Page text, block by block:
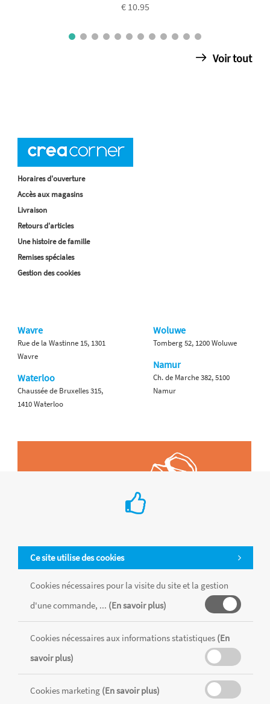
€ 10.95
Voir tout
Ce site utilise des cookies
Cookies nécessaires pour la visite du site et la gestion
d'une commande, ... (En savoir plus)
Cookies nécessaires aux informations statistiques (En
savoir plus)
Cookies marketing (En savoir plus)
Horaires d'ouverture
Accès aux magasins
Livraison
Retours d'articles
Une histoire de famille
Remises spéciales
Gestion des cookies
Wavre
Rue de la Wastinne 15, 1301
Wavre
Waterloo
Chaussée de Bruxelles 315,
1410 Waterloo
Woluwe
Tomberg 52, 1200 Woluwe
Namur
Ch. de Marche 382, 5100
Namur
Tous les produits sont vendus dans la limite des stocks disponibles de
chaque magasin, toutes taxes comprises.
MENTIONS LÉGALES CONDITIONS GÉNÉRALES